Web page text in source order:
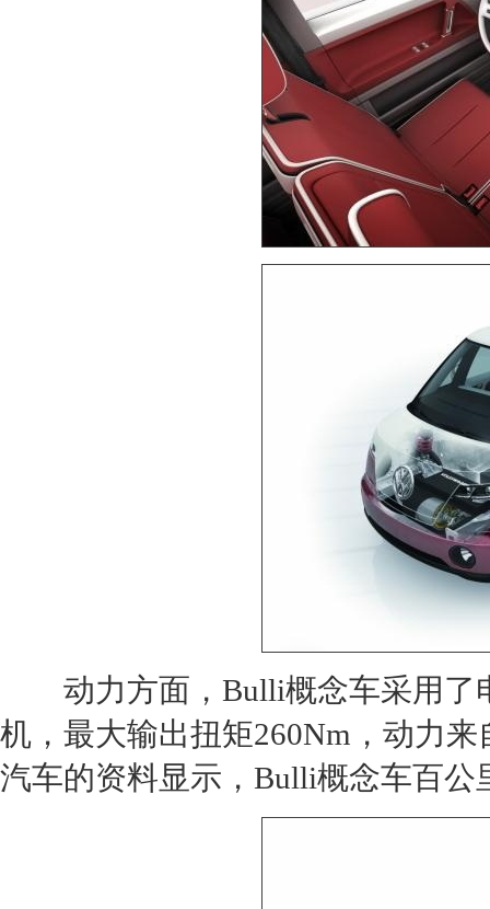
动力方面，Bulli概念车采用了
机，最大输出扭矩260Nm，动力
汽车的资料显示，Bulli概念车百公